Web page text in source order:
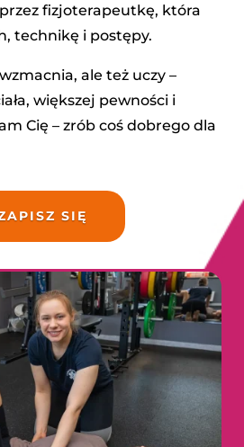
fizjoterapeutkę, która
technikę i postępy.
ale też uczy –
większej pewności i
Cię – zrób coś dobrego dla
SIĘ